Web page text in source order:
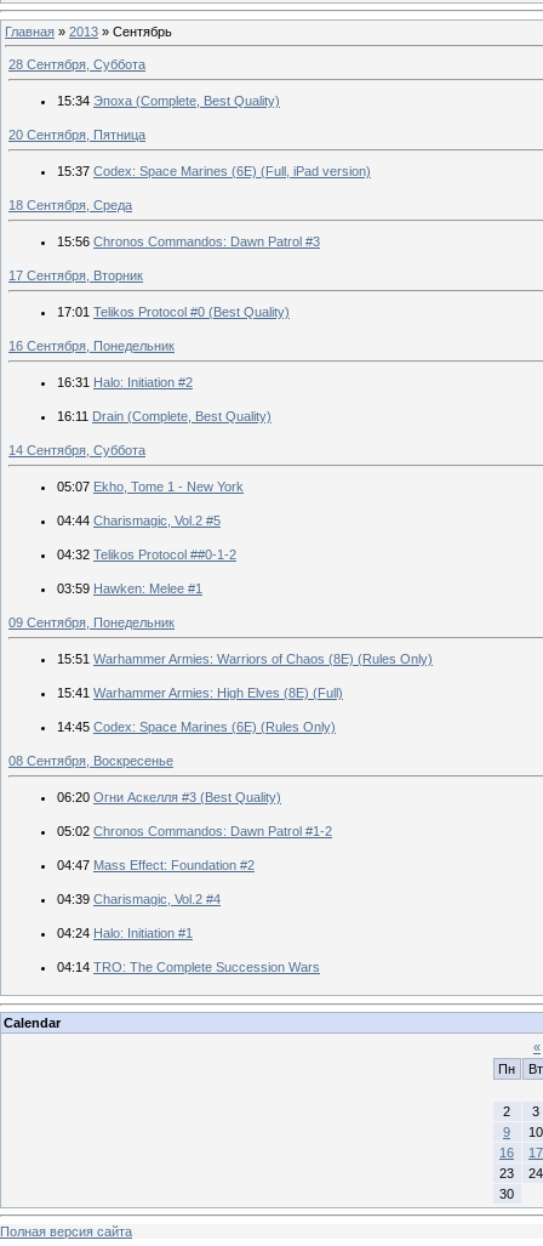
Главная » 2013 » Сентябрь
28 Сентября, Суббота
15:34 Эпоха (Complete, Best Quality)
20 Сентября, Пятница
15:37 Codex: Space Marines (6E) (Full, iPad version)
18 Сентября, Среда
15:56 Chronos Commandos: Dawn Patrol #3
17 Сентября, Вторник
17:01 Telikos Protocol #0 (Best Quality)
16 Сентября, Понедельник
16:31 Halo: Initiation #2
16:11 Drain (Complete, Best Quality)
14 Сентября, Суббота
05:07 Ekho, Tome 1 - New York
04:44 Charismagic, Vol.2 #5
04:32 Telikos Protocol ##0-1-2
03:59 Hawken: Melee #1
09 Сентября, Понедельник
15:51 Warhammer Armies: Warriors of Chaos (8E) (Rules Only)
15:41 Warhammer Armies: High Elves (8E) (Full)
14:45 Codex: Space Marines (6E) (Rules Only)
08 Сентября, Воскресенье
06:20 Огни Аскелля #3 (Best Quality)
05:02 Chronos Commandos: Dawn Patrol #1-2
04:47 Mass Effect: Foundation #2
04:39 Charismagic, Vol.2 #4
04:24 Halo: Initiation #1
04:14 TRO: The Complete Succession Wars
Calendar
«
Пн
Вт
2
3
9
10
16
17
23
24
30
Полная версия сайта